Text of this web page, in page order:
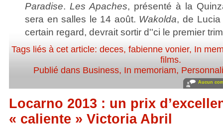
Paradise. Les Apaches, présenté à la
sera en salles le 14 août. Wakolda, de
certain regard, devrait sortir d''ci le premier
Tags liés à cet article: deces, fabienne vonier, In
films.
Publié dans Business, In memoriam,
Aucun
Locarno 2013 : un prix
« caliente » Victoria Abril